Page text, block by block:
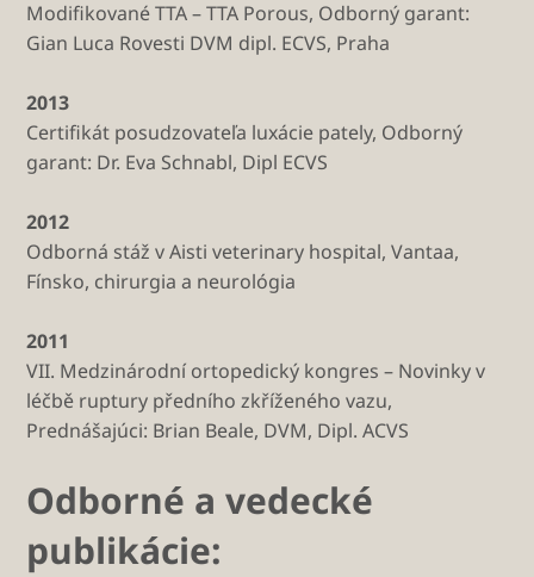
Modifikované TTA – TTA Porous, Odborný garant:
Gian Luca Rovesti DVM dipl. ECVS, Praha
2013
Certifikát posudzovateľa luxácie pately, Odborný
garant: Dr. Eva Schnabl, Dipl ECVS
2012
Odborná stáž v Aisti veterinary hospital, Vantaa,
Fínsko, chirurgia a neurológia
2011
VII. Medzinárodní ortopedický kongres – Novinky v
léčbě ruptury předního zkříženého vazu,
Prednášajúci: Brian Beale, DVM, Dipl. ACVS
Odborné a vedecké
publikácie: